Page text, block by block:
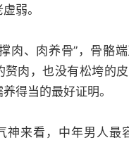
弱。
肉、肉养骨”，骨骼
赘肉，也没有松垮的
得当的最好证明。
神来看，中年男人最